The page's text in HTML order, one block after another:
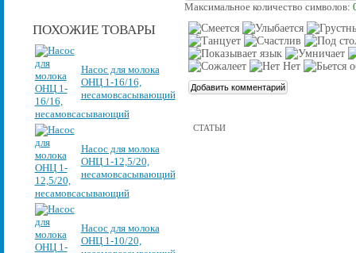
ПОХОЖИЕ ТОВАРЫ
Насос для молока
ОНЦ 1-16/16,
несамовсасывающий
Насос для молока
ОНЦ 1-12,5/20,
несамовсасывающий
Насос для молока
ОНЦ 1-10/20,
Максимальное количество символов:
СТАТЬИ